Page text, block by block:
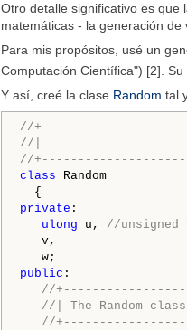
Otro detalle significativo es
matemáticas - la generación
Para mis propósitos, usé un
Computación Científica") [2].
Y así, creé la clase Random tal
//
//|
//
class Random
private :
ulong u, //
v,
public :
//
//| The Random class
//